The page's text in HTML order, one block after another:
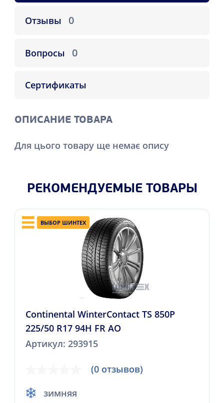
Отзывы 0
Вопросы 0
Сертификаты
ОПИСАНИЕ ТОВАРА
Для цього товару ще немає опису
РЕКОМЕНДУЕМЫЕ ТОВАРЫ
ВЫБОР ШИНТЕХ
Continental WinterContact TS 850P
225/50 R17 94H FR AO
Артикул: 293915
(0 отзывов)
зимняя